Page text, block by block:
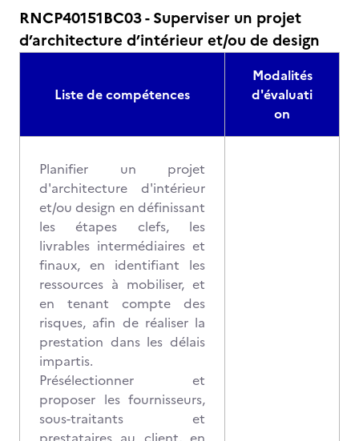
RNCP40151BC03 - Superviser un projet
d’architecture d’intérieur et/ou de design
Liste de compétences
Modalités
d'évaluati
on
Planifier un projet
d'architecture d'intérieur
et/ou design en définissant
les étapes clefs, les
livrables intermédiaires et
finaux, en identifiant les
ressources à mobiliser, et
en tenant compte des
risques, afin de réaliser la
prestation dans les délais
impartis.
Présélectionner et
proposer les fournisseurs,
sous-traitants et